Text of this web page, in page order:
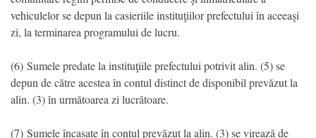
vehiculelor se depun la casieriile instituţiilor prefectului în aceeaşi
zi, la terminarea programului de lucru.
(6) Sumele predate la instituţiile prefectului potrivit alin. (5) se
depun de către acestea în contul distinct de disponibil prevăzut la
alin. (3) în următoarea zi lucrătoare.
(7) Sumele încasate în contul prevăzut la alin. (3) se virează de